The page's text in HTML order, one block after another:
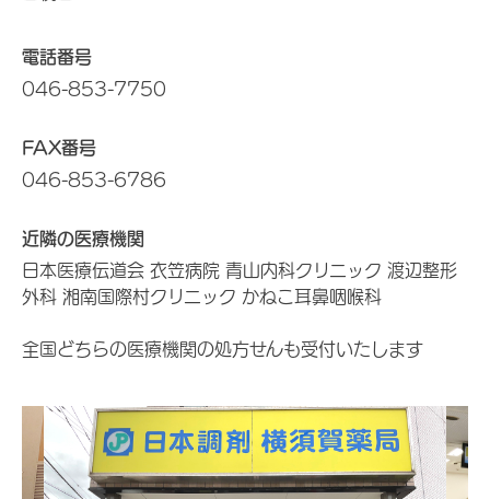
電話番号
046-853-7750
FAX番号
046-853-6786
近隣の医療機関
日本医療伝道会 衣笠病院 青山内科クリニック 渡辺整形
外科 湘南国際村クリニック かねこ耳鼻咽喉科
全国どちらの医療機関の処方せんも受付いたします